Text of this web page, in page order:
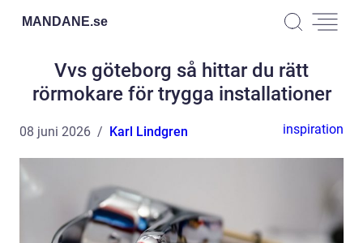
MANDANE.se
Vvs göteborg så hittar du rätt
rörmokare för trygga installationer
08 juni 2026 Karl Lindgren inspiration